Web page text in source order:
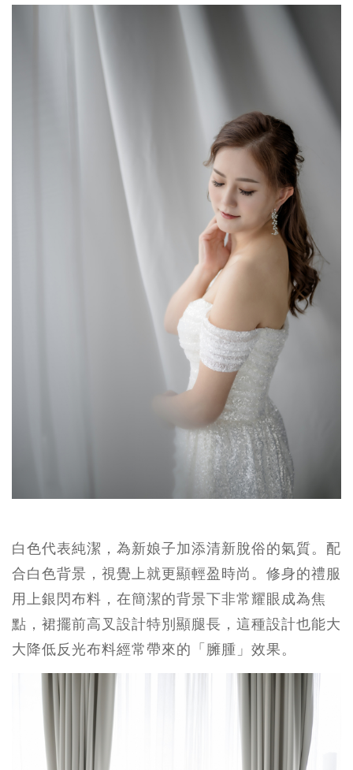
白色代表純潔，為新娘子加添清新脫俗的氣質。配
合白色背景，視覺上就更顯輕盈時尚。修身的禮服
用上銀閃布料，在簡潔的背景下非常耀眼成為焦
點，裙擺前高叉設計特別顯腿長，這種設計也能大
大降低反光布料經常帶來的「臃腫」效果。